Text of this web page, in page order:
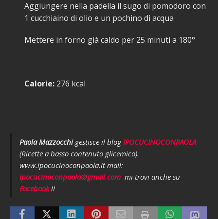
Aggiungere nella padella il sugo di pomodoro con
1 cucchiaino di olio e un pochino di acqua
Mettere in forno già caldo per 25 minuti a 180°
Calorie: 276 kcal
Paola Mazzocchigestisce il blog IPOCUCINOCONPAOLA
(Ricette a basso contenuto glicemico).
www.ipocucinoconpaola.it mail:
ipocucinoconpaola@gmail.com mi trovi anche su
Facebook!!